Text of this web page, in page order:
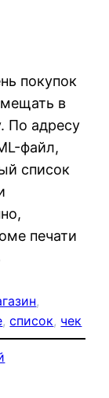
покупок
в
По адресу
файл,
список
печати
, список, чек